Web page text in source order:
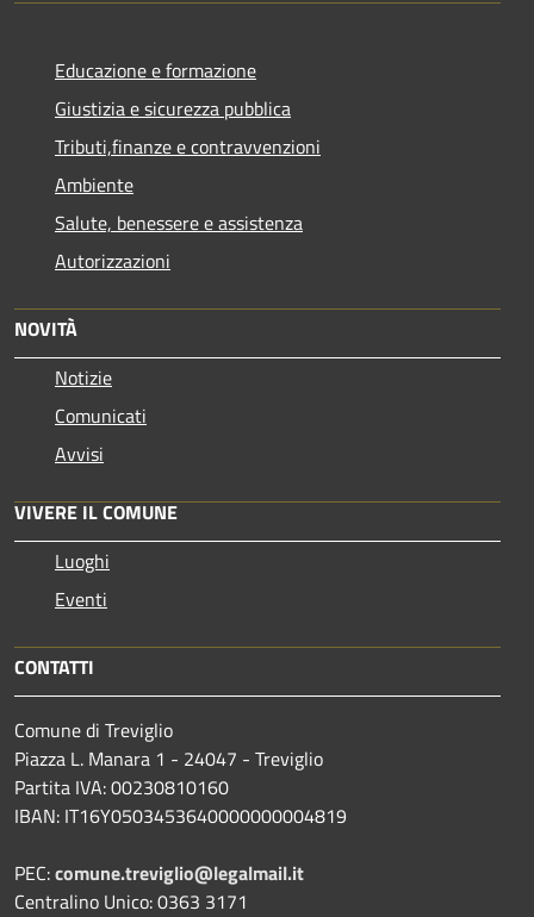
Educazione e formazione
Giustizia e sicurezza pubblica
Tributi,finanze e contravvenzioni
Ambiente
Salute, benessere e assistenza
Autorizzazioni
NOVITÀ
Notizie
Comunicati
Avvisi
VIVERE IL COMUNE
Luoghi
Eventi
CONTATTI
Comune di Treviglio
Piazza L. Manara 1 - 24047 - Treviglio
Partita IVA: 00230810160
IBAN: IT16Y0503453640000000004819
PEC:comune.treviglio@legalmail.it
Centralino Unico: 0363 3171